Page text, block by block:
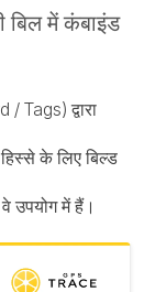
बिल में कंबाइंड
Tags) द्वारा
के लिए बिल्ड
उपयोग में हैं।